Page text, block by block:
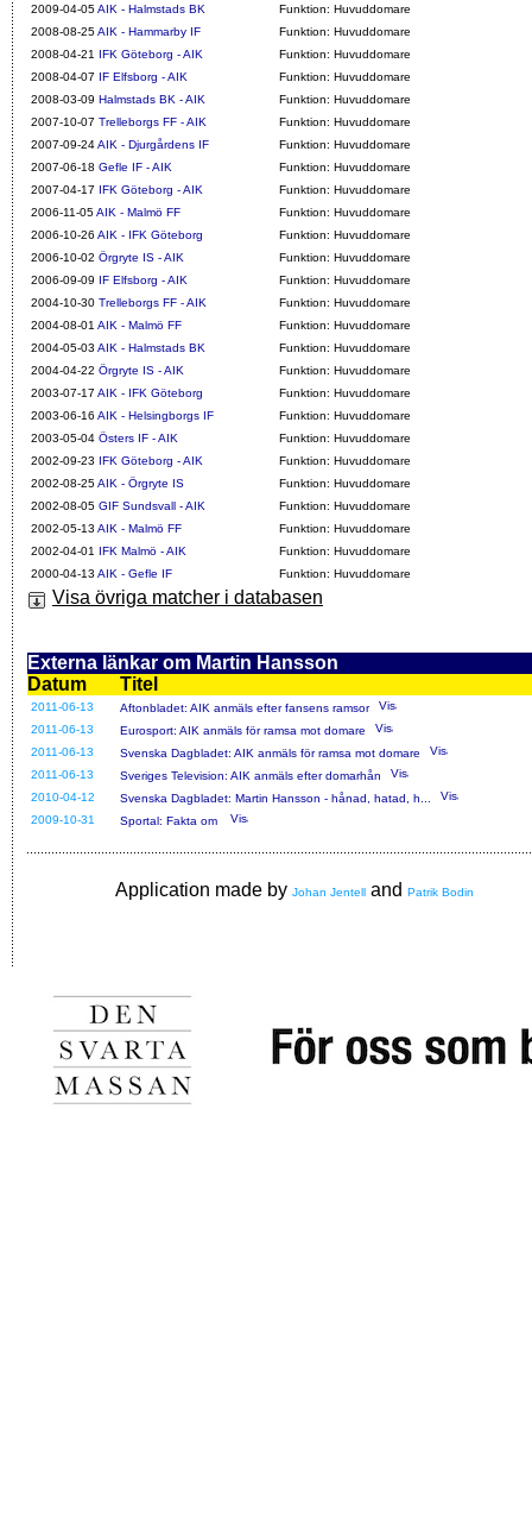
2009-04-05AIK - Halmstads BK
Funktion: Huvuddomare
2008-08-25AIK - Hammarby IF
Funktion: Huvuddomare
2008-04-21 IFK Göteborg - AIK
Funktion: Huvuddomare
2008-04-07 IF Elfsborg - AIK
Funktion: Huvuddomare
2008-03-09 Halmstads BK - AIK
Funktion: Huvuddomare
2007-10-07 Trelleborgs FF - AIK
Funktion: Huvuddomare
2007-09-24AIK - Djurgårdens IF
Funktion: Huvuddomare
2007-06-18 Gefle IF - AIK
Funktion: Huvuddomare
2007-04-17 IFK Göteborg - AIK
Funktion: Huvuddomare
2006-11-05AIK - Malmö FF
Funktion: Huvuddomare
2006-10-26 AIK - IFK Göteborg
Funktion: Huvuddomare
2006-10-02 Örgryte IS - AIK
Funktion: Huvuddomare
2006-09-09 IF Elfsborg - AIK
Funktion: Huvuddomare
2004-10-30 Trelleborgs FF - AIK
Funktion: Huvuddomare
2004-08-01 AIK - Malmö FF
Funktion: Huvuddomare
2004-05-03 AIK - Halmstads BK
Funktion: Huvuddomare
2004-04-22 Örgryte IS - AIK
Funktion: Huvuddomare
2003-07-17 AIK - IFK Göteborg
Funktion: Huvuddomare
2003-06-16 AIK - Helsingborgs IF
Funktion: Huvuddomare
2003-05-04 Östers IF - AIK
Funktion: Huvuddomare
2002-09-23 IFK Göteborg - AIK
Funktion: Huvuddomare
2002-08-25AIK - Örgryte IS
Funktion: Huvuddomare
2002-08-05 GIF Sundsvall - AIK
Funktion: Huvuddomare
2002-05-13 AIK - Malmö FF
Funktion: Huvuddomare
2002-04-01 IFK Malmö - AIK
Funktion: Huvuddomare
2000-04-13 AIK - Gefle IF Funktion: Huvuddomare
Visa övriga matcher i databasen
Externa länkar om Martin Hansson
Datum
Titel
2011-06-13
Aftonbladet: AIK anmäls efter fansens ramsor
2011-06-13
Eurosport: AIK anmäls för ramsa mot domare
2011-06-13
Svenska Dagbladet: AIK anmäls för ramsa mot domare
2011-06-13
Sveriges Television: AIK anmäls efter domarhån
2010-04-12
Svenska Dagbladet: Martin Hansson - hånad, hatad, h...
2009-10-31
Sportal: Fakta om
Application made by Johan Jentell and Patrik Bodin